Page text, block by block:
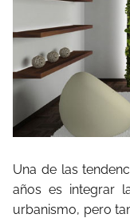
Una de las
años es integrar
urbanismo, pero